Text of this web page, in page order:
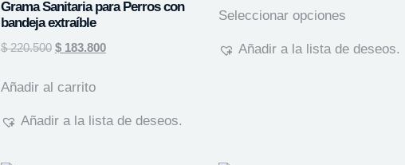
Grama Sanitaria para Perros con
bandeja extraíble
$220.500 $183.800
Añadir al carrito
Añadir a la lista de deseos.
Seleccionar opciones
Añadir a la lista de deseos.